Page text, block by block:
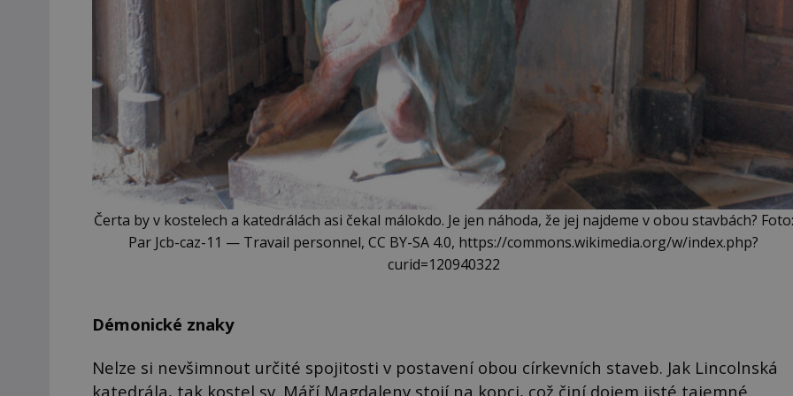
Čerta by v kostelech a katedrálách asi čekal málokdo. Je jen náhoda, že jej najdeme v obou stavbách? Foto:
Par Jcb-caz-11 — Travail personnel, CC BY-SA 4.0, https://commons.wikimedia.org/w/index.php?
curid=120940322
Démonické znaky
Nelze si nevšimnout určité spojitosti v postavení obou církevních staveb. Jak Lincolnská
katedrála, tak kostel sv. Máří Magdaleny stojí na kopci, což činí dojem jisté tajemné